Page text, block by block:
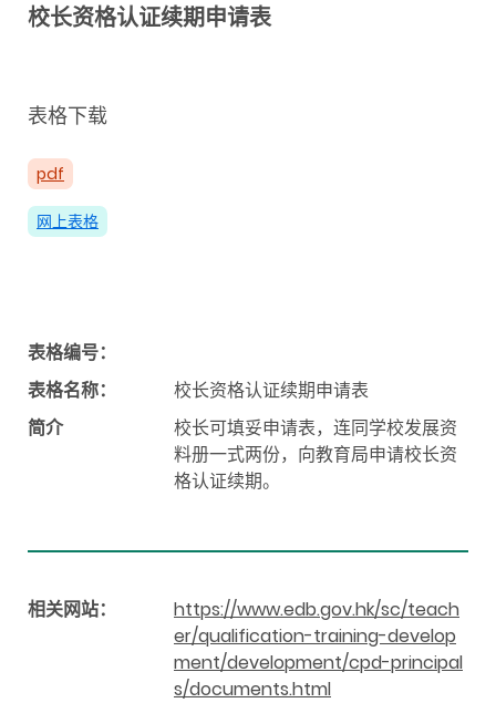
校长资格认证续期申请表
表格下载
pdf
网上表格
表格编号：
表格名称：
校长资格认证续期申请表
简介
校长可填妥申请表，连同学校发展资
料册一式两份，向教育局申请校长资
格认证续期。
相关网站：
https://www.edb.gov.hk/sc/teach
er/qualification-training-develop
ment/development/cpd-principal
s/documents.html